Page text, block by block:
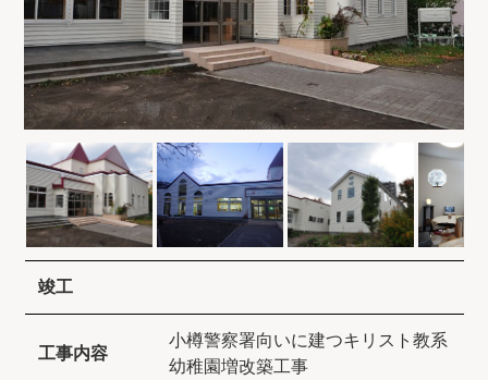
竣工
工事内容
小樽警察署向いに建つキリスト教系
幼稚園増改築工事